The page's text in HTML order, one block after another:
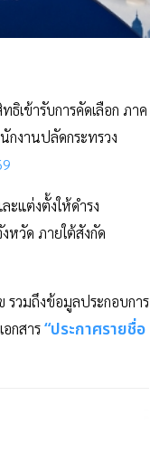
ธิเข้ารับการคัดเลือก ภาค
กงานปลัดกระทรวง
ะแต่งตั้งให้ดำรง
หวัด ภายใต้สังกัด
รวมถึงข้อมูลประกอบการ
กสาร“ประกาศรายชื่อ